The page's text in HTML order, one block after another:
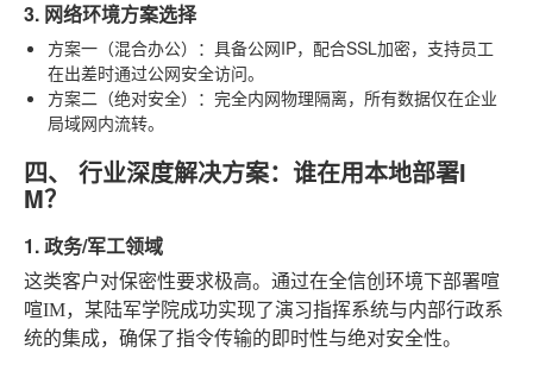
3. 网络环境方案选择
方案一（混合办公） ：具备公网IP，配合SSL加密，支持员工
在出差时通过公网安全访问。
方案二（绝对安全） ：完全内网物理隔离，所有数据仅在企业
局域网内流转。
四、 行业深度解决方案：谁在用本地部署I
M？
1. 政务/军工领域
这类客户对保密性要求极高。通过在全信创环境下部署喧
喧IM，某陆军学院成功实现了演习指挥系统与内部行政系
统的集成，确保了指令传输的即时性与绝对安全性。